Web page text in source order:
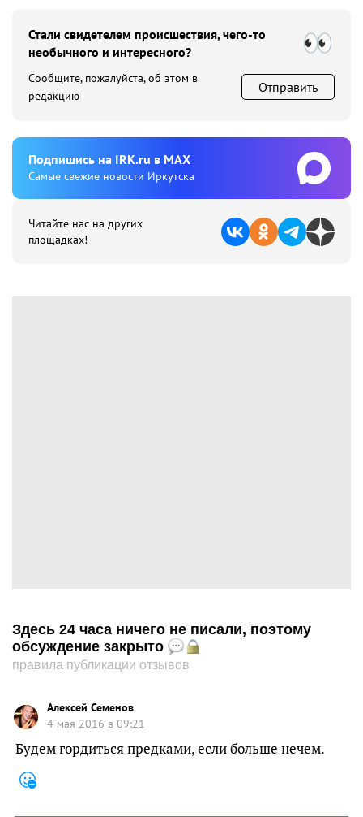
Стали свидетелем происшествия, чего-то
необычного и интересного?
Сообщите, пожалуйста, об этом в
редакцию
Отправить
Подпишиcь на IRK.ru в MAX
Cамые свежие новости Иркутска
Читайте нас на других
площадках!
Здесь 24 часа ничего не писали, поэтому
обсуждение закрыто
правила публикации отзывов
Алексей Семенов
4 мая 2016 в 09:21
Будем гордиться предками, если больше нечем.